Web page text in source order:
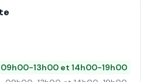
09h00-13h00 et 14h00-19h00